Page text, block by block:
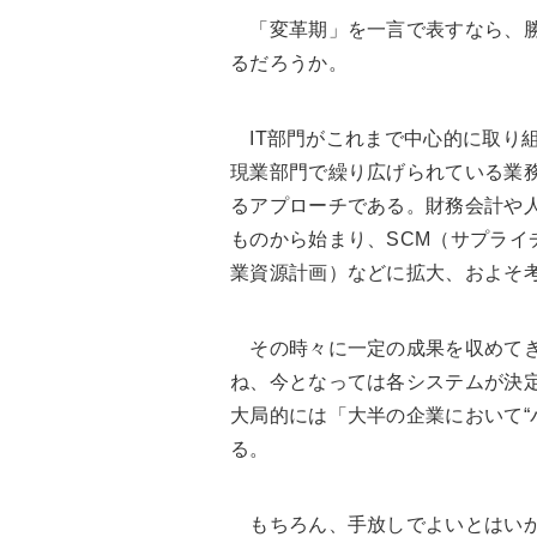
「変革期」を一言で表すなら、
るだろうか。
IT部門がこれまで中心的に取り
現業部門で繰り広げられている業
るアプローチである。財務会計や
ものから始まり、SCM（サプラ
業資源計画）などに拡大、およそ
その時々に一定の成果を収めて
ね、今となっては各システムが決
大局的には「大半の企業において
る。
もちろん、手放しでよいとはい